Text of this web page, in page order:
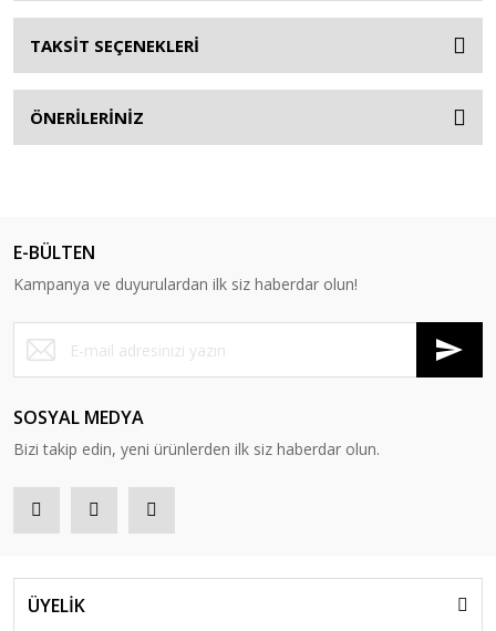
TAKSİT SEÇENEKLERİ
ÖNERİLERİNİZ
E-BÜLTEN
Kampanya ve duyurulardan ilk siz haberdar olun!
SOSYAL MEDYA
Bizi takip edin, yeni ürünlerden ilk siz haberdar olun.
ÜYELİK